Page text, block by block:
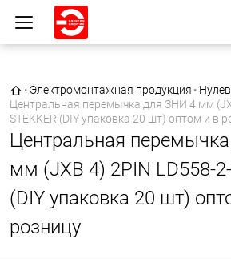
Главная страница
• Электромонтажная продукция •
Центральная перемычка для ЗНИ 4 мм
STEKKER (DIY упаковка 20 шт) оптом и в
Центральная
мм (JXB 4) 2PIN LD558-
(DIY упаковка 20 шт)
розницу